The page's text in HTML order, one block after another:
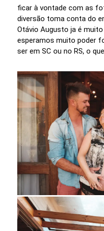
ficar à vontade com as
diversão toma conta do
Otávio Augusto ja é
esperamos muito poder
ser em SC ou no RS, o